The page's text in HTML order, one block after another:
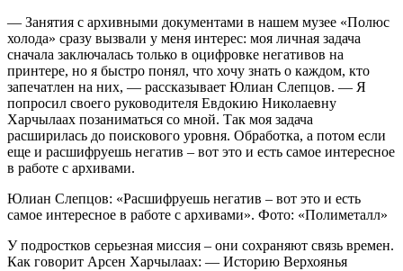
— Занятия с архивными документами в нашем музее «Полюс
холода» сразу вызвали у меня интерес: моя личная задача
сначала заключалась только в оцифровке негативов на
принтере, но я быстро понял, что хочу знать о каждом, кто
запечатлен на них, — рассказывает Юлиан Слепцов. — Я
попросил своего руководителя Евдокию Николаевну
Харчылаах позаниматься со мной. Так моя задача
расширилась до поискового уровня. Обработка, а потом если
еще и расшифруешь негатив – вот это и есть самое интересное
в работе с архивами.
Юлиан Слепцов: «Расшифруешь негатив – вот это и есть
самое интересное в работе с архивами». Фото: «Полиметалл»
У подростков серьезная миссия – они сохраняют связь времен.
Как говорит Арсен Харчылаах: — Историю Верхоянья